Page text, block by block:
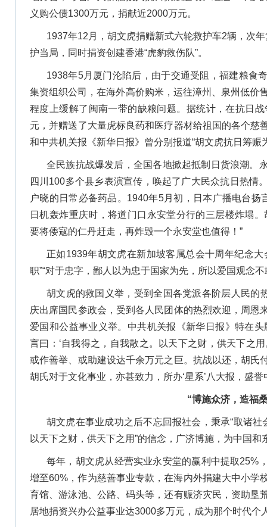
义购公债1300万元，捐献近2000万元。
1937年12月，胡文虎捐赠新式六轮救护车2辆，次
护当局，同时捐资创建香港“虎豹救伤队”。
1938年5月厦门沦陷后，由于交通受阻，福建粮食
集资组织公司，在海外高价购米，运往漳州、泉州低价
程度上缓解了闽南一带的缺粮问题。据统计，在抗日
元，并赠送了大量虎标良药和医疗器材给祖国的各个慈
和中共机关报《新华日报》曾分别报道“胡文虎抗日筹赈
全民族抗战爆发后，全国各地掀起抵制日货浪潮。
四川100多个县乡表演宣传，唤起了广大民众抗日热情
户晓的日常必备药品。1940年5月初，日本广播电台
日机轰炸重庆时，将道门口永安堂分行的三层楼炸塌
要将倭寇的仁丹赶走，再炸毁一个永安堂也值得！”
正如1939年胡文虎在新加坡客属总会十周年纪念
职”“对于忠字，鄙人以为忠于国家为先，所以爱国观念不
胡文虎的救国义举，受到全国各党派各阶层人民的
庆出席国民参政会，受到各人民团体的热烈欢迎，周恩
爱国和公益事业义举。中共机关报《新华日报》特在
言曰：‘自我得之，自我散之。以天下之财，供天下之
或作善举、或助建设达千余万元之巨。抗战以还，胡氏
胡氏对于文化事业，亦甚致力，所办‘星系’八大报，盛誉
“博施众济，造福
胡文虎在事业成功之后不忘回报社会，秉承“取诸社
以天下之财，供天下之用”的信念，广济博施，为中国
每年，胡文虎从经营实业永安堂的赢利中提取25%
增至60%，作为慈善事业专款，在海内外捐建大中小学
育馆、游泳池、公路、码头等，还有赈济灾民，资助垦
居地捐资兴办公益事业达3000多万元，成为那个时代个